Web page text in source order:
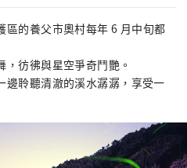
區的養父市奧村每年 6 月中旬都
彷彿與星空爭奇鬥艷。
邊聆聽清澈的溪水潺潺，享受一